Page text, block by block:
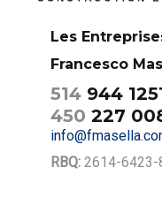
Les
Francesco
514 944
450 227
RBQ: 2614-6423-